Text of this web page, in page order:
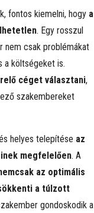
fontos kiemelni, hogy a
. Egy rosszul
nem csak problémákat
a költségeket is.
céget választani,
szakembereket
helyes telepítése az
megfelelően. A
az optimális
a túlzott
gondoskodik a